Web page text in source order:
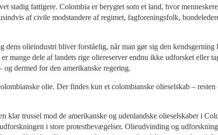
stadig fattigere. Colombia er berygtet som et land, hvor
af civile modstandere af regimet, fagforeningsfolk,
dens olieindustri bliver forståelig, når man gør sig den
mange dele af landets rige oliereserver endnu ikke udforsket eller
dermed for den amerikanske regering.
olie. Der findes kun et colombianske olieselskab –
klar trussel mod de amerikanske og udenlandske olieselskaber i
i store protestbevægelser. Olieudvinding og